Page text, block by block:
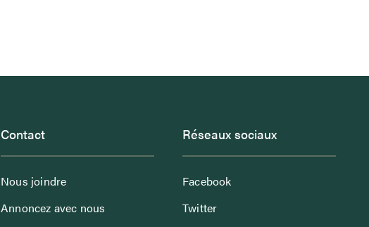
Contact
Nous joindre
Annoncez avec nous
Réseaux sociaux
Facebook
Twitter